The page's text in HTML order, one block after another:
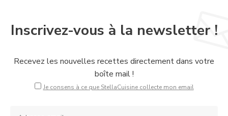
Inscrivez-vous à la newsletter !
Recevez les nouvelles recettes directement dans votre
boîte mail !
Je consens à ce que StellaCuisine collecte mon email